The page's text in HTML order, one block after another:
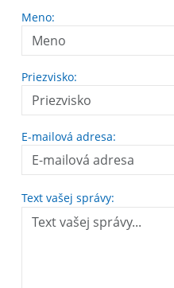
Meno:
Priezvisko:
E-mailová adresa:
Text vašej správy: